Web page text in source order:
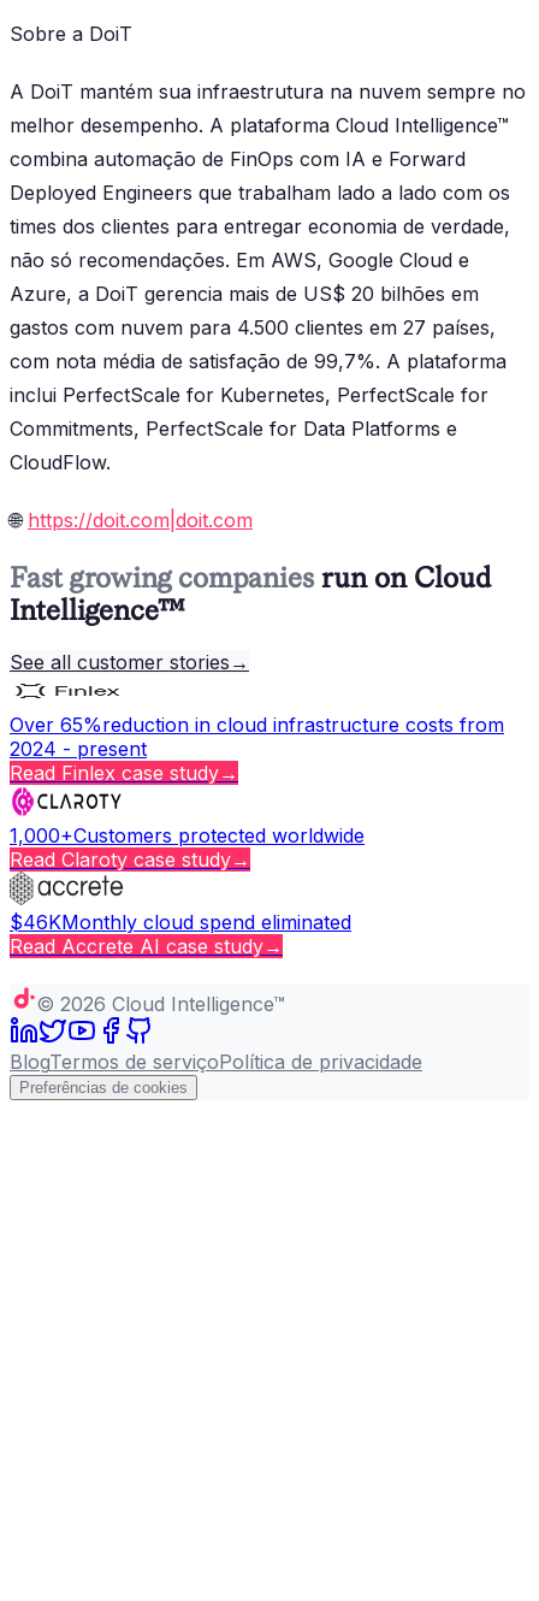
Sobre a DoiT
A DoiT mantém sua infraestrutura na nuvem sempre no
melhor desempenho. A plataforma Cloud Intelligence™
combina automação de FinOps com IA e Forward
Deployed Engineers que trabalham lado a lado com os
times dos clientes para entregar economia de verdade,
não só recomendações. Em AWS, Google Cloud e
Azure, a DoiT gerencia mais de US$ 20 bilhões em
gastos com nuvem para 4.500 clientes em 27 países,
com nota média de satisfação de 99,7%. A plataforma
inclui PerfectScale for Kubernetes, PerfectScale for
Commitments, PerfectScale for Data Platforms e
CloudFlow.
🌐 https://doit.com|doit.com
Fast growing companies run on Cloud
Intelligence™
See all customer stories →
Over 65%reduction in cloud infrastructure costs from
2024 - present
Read Finlex case study→
1,000+Customers protected worldwide
Read Claroty case study→
$46KMonthly cloud spend eliminated
Read Accrete AI case study→
© 2026 Cloud Intelligence™
BlogTermos de serviçoPolítica de privacidade
Preferências de cookies